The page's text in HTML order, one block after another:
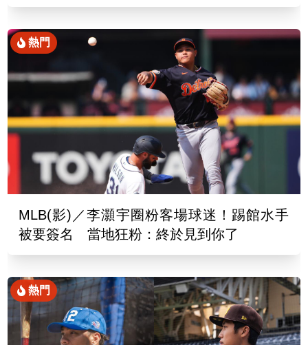
熱門
MLB(影)／李灝宇圈粉客場球迷！踢館水手
被要簽名 當地狂粉：終於見到你了
熱門